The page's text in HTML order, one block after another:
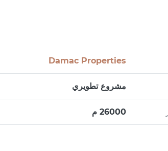
Damac Properties
مشروع تطويري
26000 م